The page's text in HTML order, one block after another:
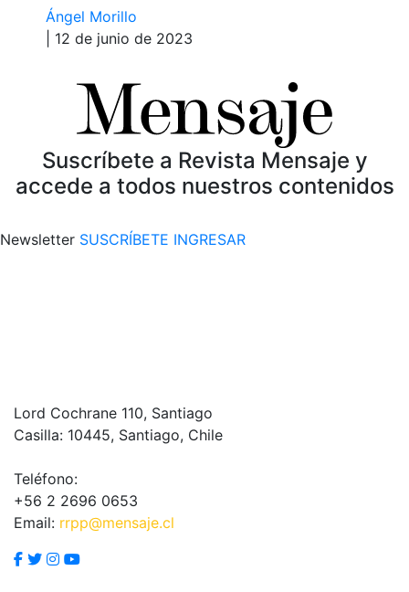
Ángel Morillo
| 12 de junio de 2023
Suscríbete a Revista Mensaje y
accede a todos nuestros contenidos
Newsletter SUSCRÍBETE INGRESAR
Lord Cochrane 110, Santiago
Casilla: 10445, Santiago, Chile
Teléfono:
+56 2 2696 0653
Email: rrpp@mensaje.cl